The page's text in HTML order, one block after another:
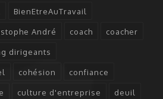
BienEtreAuTravail
André coach coacher
dirigeants
cohésion confiance
culture d'entreprise deuil